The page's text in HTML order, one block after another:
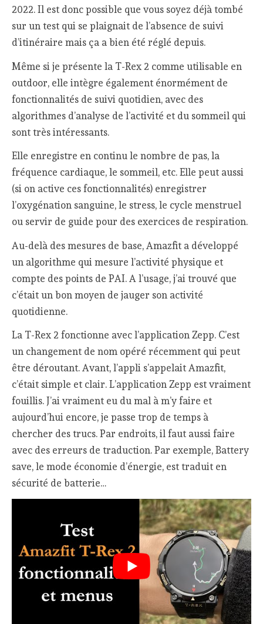
2022. Il est donc possible que vous soyez déjà tombé
sur un test qui se plaignait de l’absence de suivi
d’itinéraire mais ça a bien été réglé depuis.
Même si je présente la T-Rex 2 comme utilisable en
outdoor, elle intègre également énormément de
fonctionnalités de suivi quotidien, avec des
algorithmes d’analyse de l’activité et du sommeil qui
sont très intéressants.
Elle enregistre en continu le nombre de pas, la
fréquence cardiaque, le sommeil, etc. Elle peut aussi
(si on active ces fonctionnalités) enregistrer
l’oxygénation sanguine, le stress, le cycle menstruel
ou servir de guide pour des exercices de respiration.
Au-delà des mesures de base, Amazfit a développé
un algorithme qui mesure l’activité physique et
compte des points de PAI. A l’usage, j’ai trouvé que
c’était un bon moyen de jauger son activité
quotidienne.
La T-Rex 2 fonctionne avec l’application Zepp. C’est
un changement de nom opéré récemment qui peut
être déroutant. Avant, l’appli s’appelait Amazfit,
c’était simple et clair. L’application Zepp est vraiment
fouillis. J’ai vraiment eu du mal à m’y faire et
aujourd’hui encore, je passe trop de temps à
chercher des trucs. Par endroits, il faut aussi faire
avec des erreurs de traduction. Par exemple, Battery
save, le mode économie d’énergie, est traduit en
sécurité de batterie…